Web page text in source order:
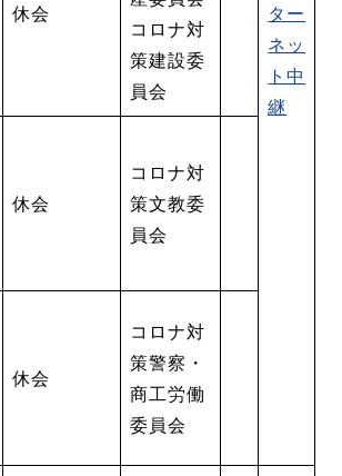
ター
ネッ
ト中
継
休会
コロナ対
策建設委
員会
休会
コロナ対
策文教委
員会
休会
コロナ対
策警察・
商工労働
委員会